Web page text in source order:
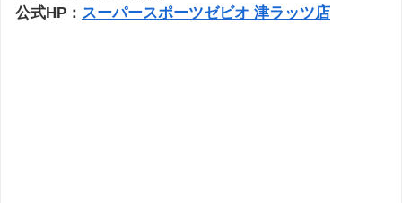
公式HP： スーパースポーツゼビオ 津ラッツ店